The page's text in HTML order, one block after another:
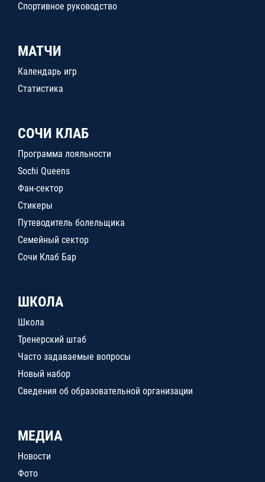
Спортивное руководство
МАТЧИ
Календарь игр
Статистика
СОЧИ КЛАБ
Программа лояльности
Sochi Queens
Фан-сектор
Стикеры
Путеводитель болельщика
Семейный сектор
Сочи Клаб Бар
ШКОЛА
Школа
Тренерский штаб
Часто задаваемые вопросы
Новый набор
Сведения об образовательной организации
МЕДИА
Новости
Фото